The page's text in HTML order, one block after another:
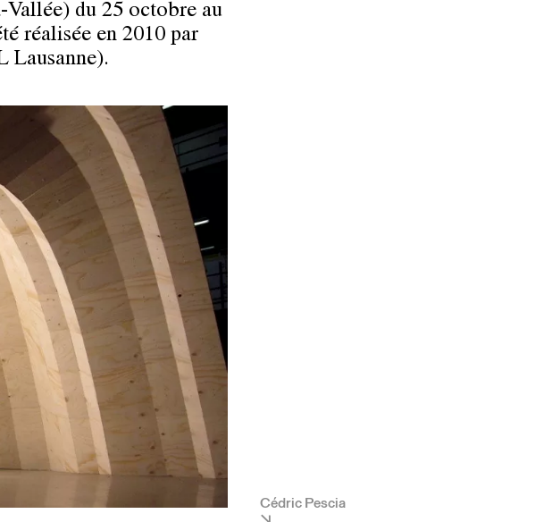
du 25 octobre au
réalisée en 2010 par
Lausanne).
Cédric Pescia